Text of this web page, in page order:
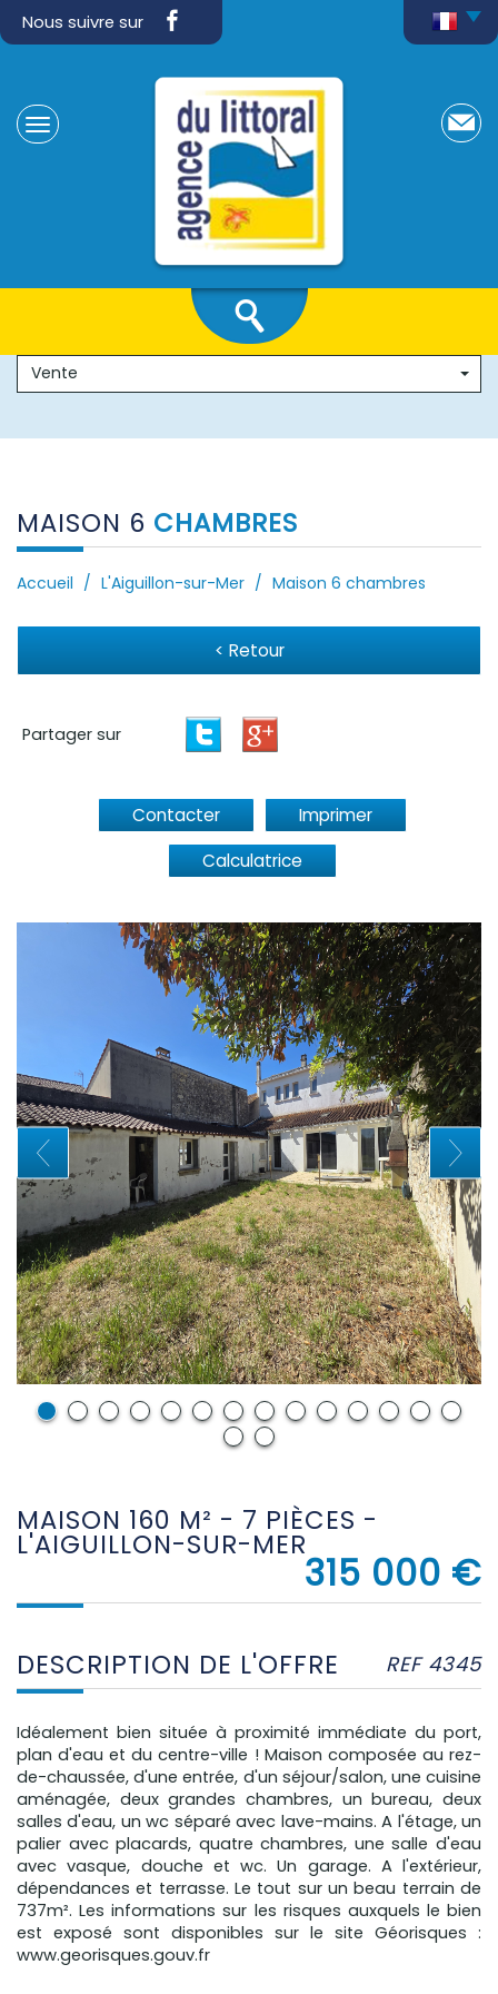
Nous suivre sur
Vente
MAISON 6 CHAMBRES
Accueil L'Aiguillon-sur-Mer Maison 6 chambres
< Retour
Partager sur
Contacter
Imprimer
Calculatrice
MAISON 160 M² - 7 PIÈCES -
L'AIGUILLON-SUR-MER
315 000 €
DESCRIPTION DE L'OFFRE REF 4345
Idéalement bien située à proximité immédiate du port,
plan d'eau et du centre-ville ! Maison composée au rez-
de-chaussée, d'une entrée, d'un séjour/salon, une cuisine
aménagée, deux grandes chambres, un bureau, deux
salles d'eau, un wc séparé avec lave-mains. A l'étage, un
palier avec placards, quatre chambres, une salle d'eau
avec vasque, douche et wc. Un garage. A l'extérieur,
dépendances et terrasse. Le tout sur un beau terrain de
737m². Les informations sur les risques auxquels le bien
est exposé sont disponibles sur le site Géorisques :
www.georisques.gouv.fr